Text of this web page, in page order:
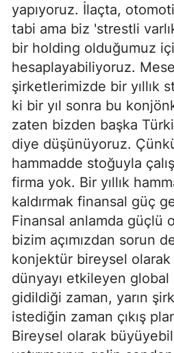
yapıyoruz. İlaçta,
tabi ama biz 'strestli
bir holding olduğumuz
hesaplayabiliyoruz.
şirketlerimizde bir yıllık
ki bir yıl sonra bu
zaten bizden başka
diye düşünüyoruz.
hammadde stoğuyla
firma yok. Bir yıllık
kaldırmak finansal güç
Finansal anlamda güçlü
bizim açımızdan sorun
konjektür bireysel
dünyayı etkileyen
gidildiği zaman, yarın
istediğin zaman çıkış
Bireysel olarak